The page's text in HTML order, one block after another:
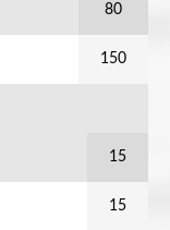
80
150
15
15